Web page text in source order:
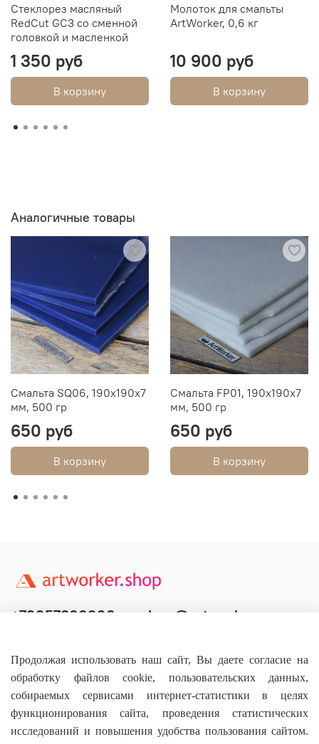
Стеклорез масляный
RedCut GC3 со сменной
головкой и масленкой
1 350 руб
В корзину
Молоток для смальты
ArtWorker, 0,6 кг
10 900 руб
В корзину
Аналогичные товары
Смальта SQ06, 190х190х7
мм, 500 гр
650 руб
В корзину
Смальта FP01, 190х190х7
мм, 500 гр
650 руб
В корзину
Основное
+79957800990 shop@artworker.pro
Продолжая использовать наш сайт, Вы даете согласие на
обработку файлов cookie, пользовательских данных,
собираемых сервисами интернет-статистики в целях
функционирования сайта, проведения статистических
исследований и повышения удобства пользования сайтом.